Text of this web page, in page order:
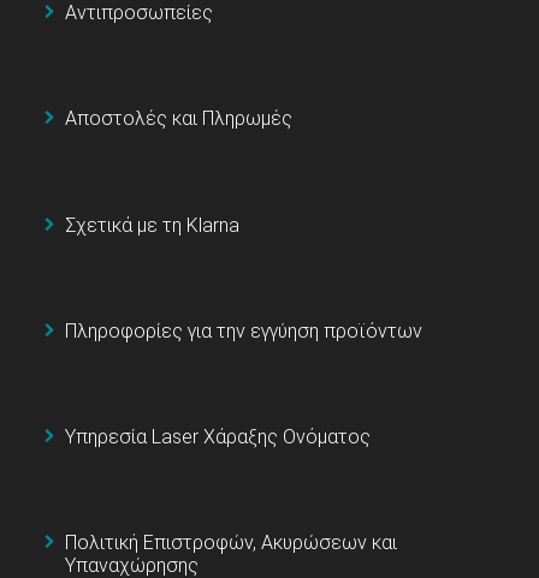
Αντιπροσωπείες
Αποστολές και Πληρωμές
Σχετικά με τη Klarna
Πληροφορίες για την εγγύηση προϊόντων
Υπηρεσία Laser Χάραξης Ονόματος
Πολιτική Επιστροφών, Ακυρώσεων και
Υπαναχώρησης